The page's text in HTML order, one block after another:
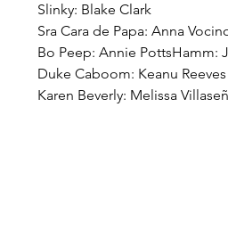
Slinky: Blake Clark
Sra Cara de Papa: Anna
Bo Peep: Annie PottsHamm:
Duke Caboom: Keanu Reeves
Karen Beverly: Melissa